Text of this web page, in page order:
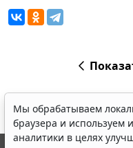
Мы обрабатываем
браузера и используем
аналитики в целях